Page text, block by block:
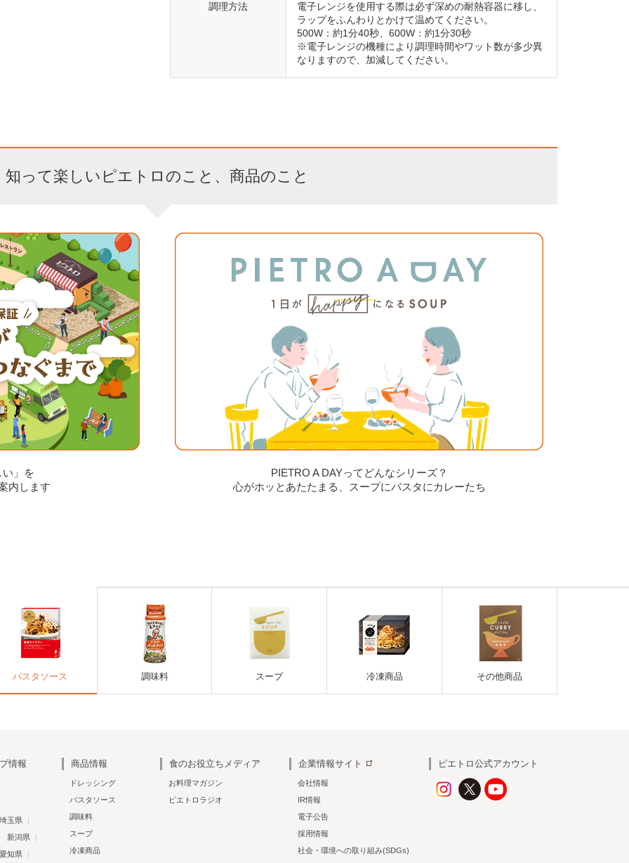
調理方法
電子レンジを使用する際は必ず深めの耐熱容器に移し、
ラップをふんわりとかけて温めてください。
500W：約1分40秒、600W：約1分30秒
※電子レンジの機種により調理時間やワット数が多少異
なりますので、加減してください。
知って楽しいピエトロのこと、商品のこと
い」を
内します
PIETRO A DAYってどんなシリーズ？
心がホッとあたたまる、スープにパスタにカレーたち
パスタソース 調味料 スープ 冷凍商品 その他商品
情報
埼玉県
新潟県
愛知県
商品情報
ドレッシング
パスタソース
調味料
スープ
冷凍商品
食のお役立ちメディア
お料理マガジン
ピエトロラジオ
企業情報サイト
会社情報
IR情報
電子公告
採用情報
社会・環境への取り組み(SDGs)
ピエトロ公式アカウント